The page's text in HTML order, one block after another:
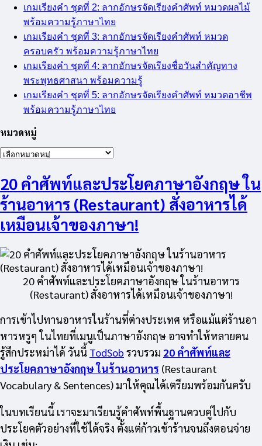
เกมเรียงคำ ชุดที่ 2: ลากอักษรจัดเรียงคำศัพท์ หมวดผลไม้
พร้อมความรู้ภาษาไทย
เกมเรียงคำ ชุดที่ 3: ลากอักษรจัดเรียงคำศัพท์ หมวด
ครอบครัว พร้อมความรู้ภาษาไทย
เกมเรียงคำ ชุดที่ 4: ลากอักษรจัดเรียงชื่อวันสำคัญทาง
พระพุทธศาสนา พร้อมความรู้
เกมเรียงคำ ชุดที่ 5: ลากอักษรจัดเรียงคำศัพท์ หมวดอาชีพ
พร้อมความรู้ภาษาไทย
หมวดหมู่
หมวด
20 คำศัพท์และประโยคภาษาอังกฤษ ใน
ร้านอาหาร (Restaurant) สั่งอาหารได้
เหมือนเจ้าของภาษา!
20 คำศัพท์และประโยคภาษาอังกฤษ ในร้านอาหาร
(Restaurant) สั่งอาหารได้เหมือนเจ้าของภาษา!
การเข้าไปทานอาหารในร้านที่ต่างประเทศ หรือแม้แต่ร้านอา
หารหรูๆ ในไทยที่เมนูเป็นภาษาอังกฤษ อาจทำให้หลายคน
รู้สึกประหม่าได้ วันนี้ TodSob รวบรวม 20 คำศัพท์และ
ประโยคภาษาอังกฤษ ในร้านอาหาร (Restaurant
Vocabulary & Sentences) มาให้คุณได้เตรียมพร้อมกันครับ
ในบทเรียนนี้ เราจะมาเรียนรู้คำศัพท์พื้นฐานควบคู่ไปกับ
ประโยคตัวอย่างที่ใช้ได้จริง ตั้งแต่ก้าวเข้าร้านจนถึงตอนจ่าย